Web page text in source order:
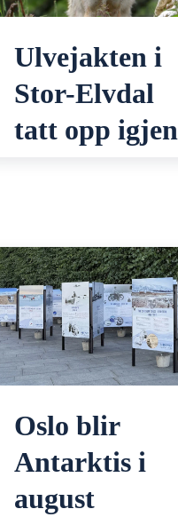
Ulvejakten i
Stor-Elvdal
tatt opp igjen
Oslo blir
Antarktis i
august